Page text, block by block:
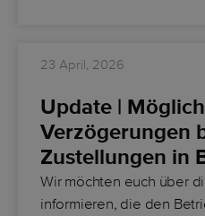
23 April, 2026
Update |
Verzögerungen
Zustellungen in
Wir möchten euch über
informieren, die den